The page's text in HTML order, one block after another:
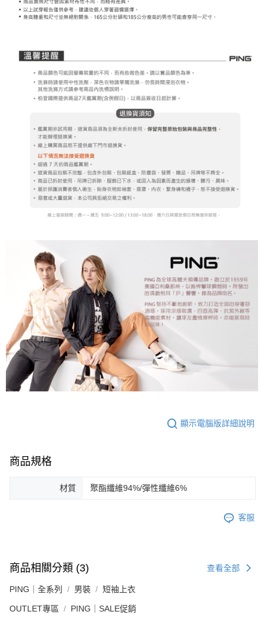
顯示電腦版詳細說明
商品規格
材質 聚酯纖維94%/彈性纖維6%
客服
商品相關分類 (3) 查看全部
PING｜全系列 男裝 短袖上衣
OUTLET專區 PING｜SALE促銷